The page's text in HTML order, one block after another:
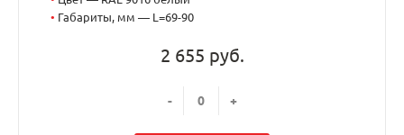
• Габариты, мм — L=69-90
2 655 руб.
- +